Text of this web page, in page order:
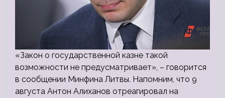
«Закон о государственной казне такой
возможности не предусматривает», – говорится
в сообщении Минфина Литвы. Напомним, что 9
августа Антон Алиханов отреагировал на